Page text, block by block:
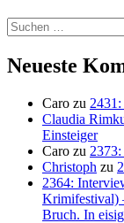
Suchen
nach:
Neueste
Caro zu
Claudia
Einsteiger
Caro zu
Christoph zu
2364:
Krimifestival)
Bruch. In